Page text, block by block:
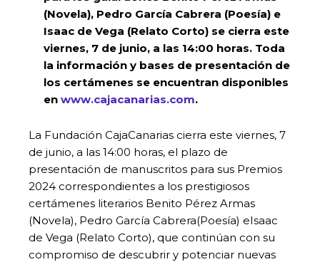
(Novela), Pedro García Cabrera (Poesía) e
Isaac de Vega (Relato Corto) se cierra este
viernes, 7 de junio, a las 14:00 horas. Toda
la información y bases de presentación de
los certámenes se encuentran disponibles
en www.cajacanarias.com.
La Fundación CajaCanarias cierra este viernes, 7
de junio, a las 14:00 horas, el plazo de
presentación de manuscritos para sus Premios
2024 correspondientes a los prestigiosos
certámenes literarios Benito Pérez Armas
(Novela), Pedro García Cabrera(Poesía) eIsaac
de Vega (Relato Corto), que continúan con su
compromiso de descubrir y potenciar nuevas